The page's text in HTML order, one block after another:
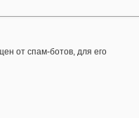
от спам-ботов, для его